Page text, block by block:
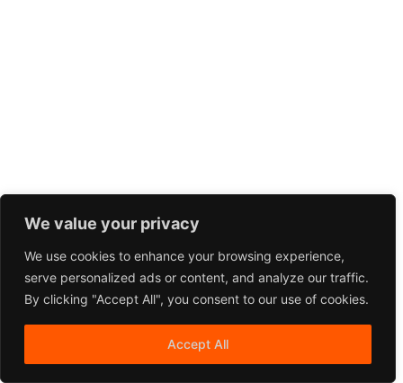
We value your privacy
We use cookies to enhance your browsing experience,
serve personalized ads or content, and analyze our traffic.
By clicking "Accept All", you consent to our use of cookies.
Accept All